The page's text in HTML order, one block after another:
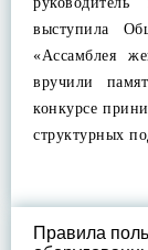
выступила
«Ассамблея
вручили
конкурсе
структурных
Правила